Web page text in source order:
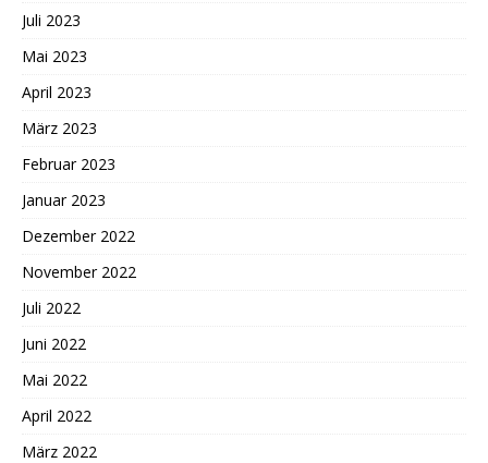
Juli 2023
Mai 2023
April 2023
März 2023
Februar 2023
Januar 2023
Dezember 2022
November 2022
Juli 2022
Juni 2022
Mai 2022
April 2022
März 2022